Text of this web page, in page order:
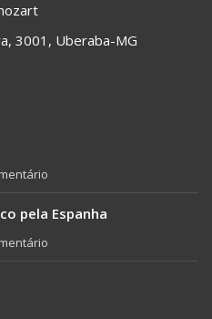
3001, Uberaba-MG
pela Espanha